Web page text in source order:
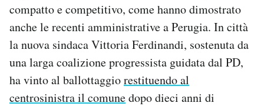
compatto e competitivo, come hanno dimostrato
anche le recenti amministrative a Perugia. In città
la nuova sindaca Vittoria Ferdinandi, sostenuta da
una larga coalizione progressista guidata dal PD,
ha vinto al ballottaggiorestituendo al
centrosinistra il comunedopo dieci anni di